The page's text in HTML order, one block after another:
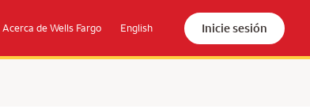
Acerca de Wells Fargo English Inicie sesión